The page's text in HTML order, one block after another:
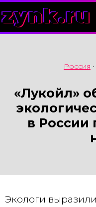
zynk.ru
Россия •
«Лукойл»
в России
Экологи